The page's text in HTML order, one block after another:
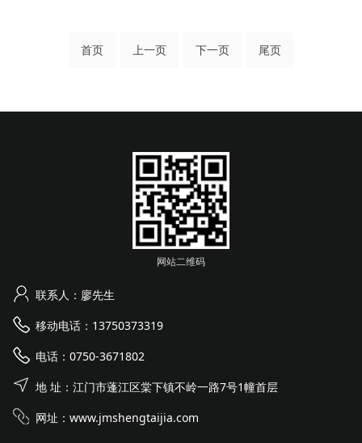
首页 上一页 下一页 尾页
网站二维码
联系人：廖先生
移动电话：13750373319
电话：0750-3671802
地 址：江门市蓬江区棠下镇不岭一路7号1幢首层
网址： www.jmshengtaijia.com